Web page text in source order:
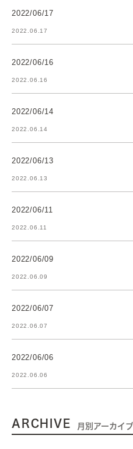
2022/06/17
2022.06.17
2022/06/16
2022.06.16
2022/06/14
2022.06.14
2022/06/13
2022.06.13
2022/06/11
2022.06.11
2022/06/09
2022.06.09
2022/06/07
2022.06.07
2022/06/06
2022.06.06
ARCHIVE 月別アーカイブ